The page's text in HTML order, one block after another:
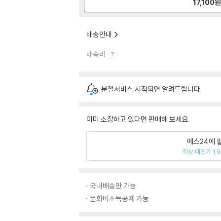
17,100원
배송안내
배송비
분철서비스 시작되면 알려드립니다.
이미 소장하고 있다면 판매해 보세요.
예스24에
최상 매입가
국내배송만 가능
문화비소득공제 가능